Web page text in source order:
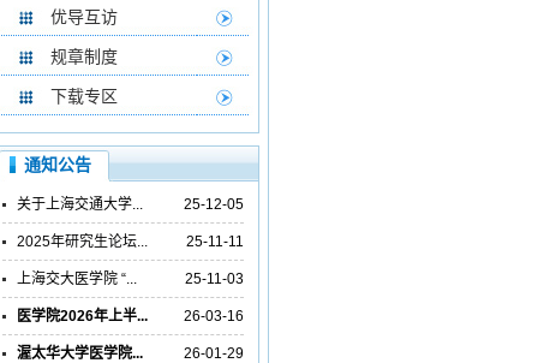
优导互访
规章制度
下载专区
通知公告
关于上海交通大学... 25-12-05
2025年研究生论坛... 25-11-11
上海交大医学院 “... 25-11-03
医学院2026年上半... 26-03-16
渥太华大学医学院... 26-01-29